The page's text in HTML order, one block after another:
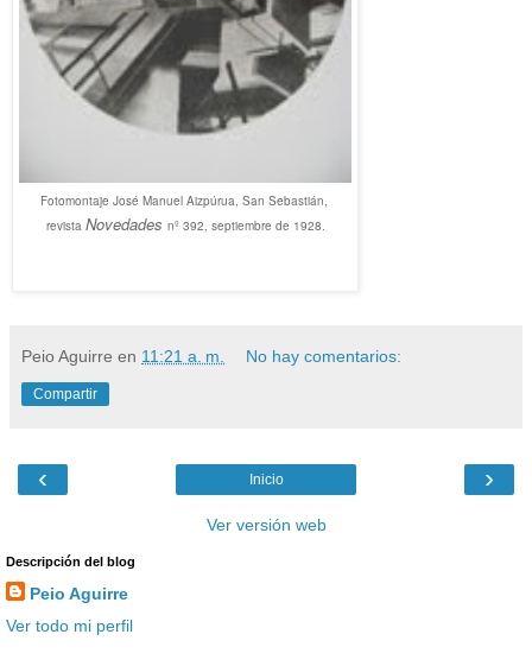
Fotomontaje José Manuel Aizpúrua, San Sebastián,
revista Novedades nº 392, septiembre de 1928.
Peio Aguirre en 11:21 a. m. No hay comentarios:
Compartir
‹ ›
Inicio
Ver versión web
Descripción del blog
Peio Aguirre
Ver todo mi perfil